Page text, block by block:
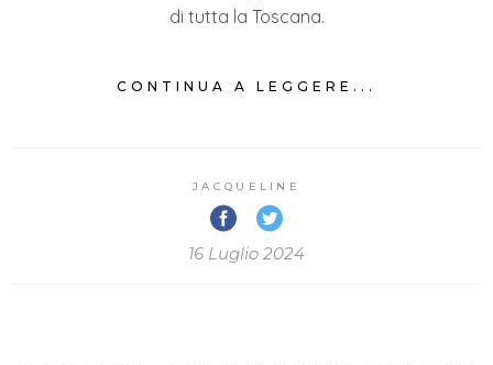
di tutta la Toscana.
CONTINUA A LEGGERE...
JACQUELINE
16 Luglio 2024